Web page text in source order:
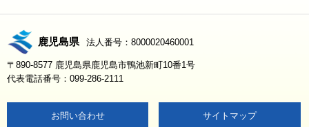
鹿児島県 法人番号：8000020460001
〒890-8577 鹿児島県鹿児島市鴨池新町10番1号
代表電話番号：099-286-2111
お問い合わせ サイトマップ